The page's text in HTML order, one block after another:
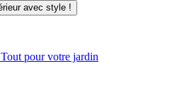
Tout pour votre jardin